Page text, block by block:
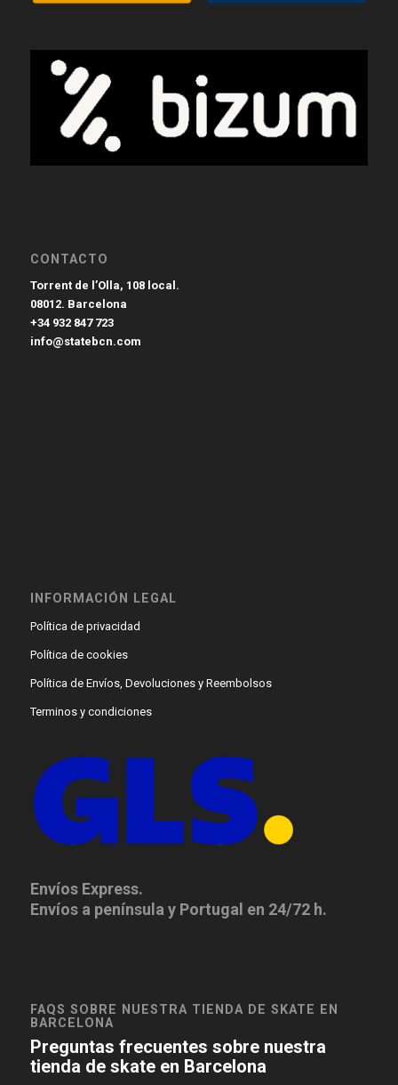
CONTACTO
Torrent de l’Olla, 108 local.
08012. Barcelona
+34 932 847 723
info@statebcn.com
INFORMACIÓN LEGAL
Política de privacidad
Política de cookies
Política de Envíos, Devoluciones y Reembolsos
Terminos y condiciones
Envíos Express.
Envíos a península y Portugal en 24/72 h.
FAQS SOBRE NUESTRA TIENDA DE SKATE EN
BARCELONA
Preguntas frecuentes sobre nuestra
tienda de skate en Barcelona